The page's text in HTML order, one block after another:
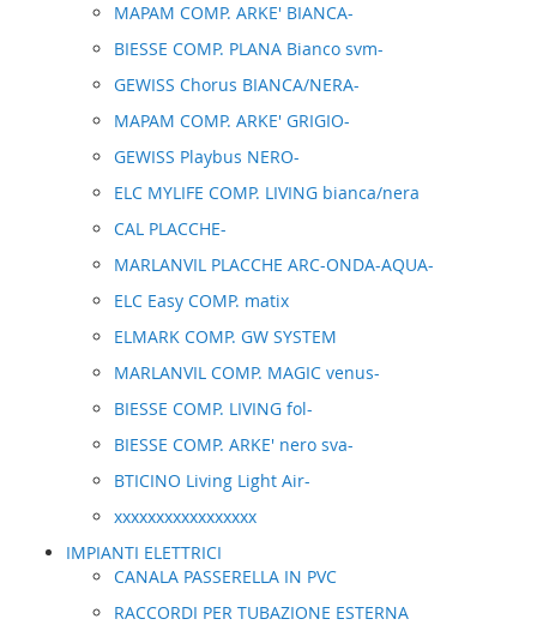
MAPAM COMP. ARKE' BIANCA-
BIESSE COMP. PLANA Bianco svm-
GEWISS Chorus BIANCA/NERA-
MAPAM COMP. ARKE' GRIGIO-
GEWISS Playbus NERO-
ELC MYLIFE COMP. LIVING bianca/nera
CAL PLACCHE-
MARLANVIL PLACCHE ARC-ONDA-AQUA-
ELC Easy COMP. matix
ELMARK COMP. GW SYSTEM
MARLANVIL COMP. MAGIC venus-
BIESSE COMP. LIVING fol-
BIESSE COMP. ARKE' nero sva-
BTICINO Living Light Air-
xxxxxxxxxxxxxxxxx
IMPIANTI ELETTRICI
CANALA PASSERELLA IN PVC
RACCORDI PER TUBAZIONE ESTERNA